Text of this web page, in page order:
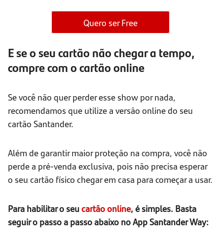
Quero ser Free
E se o seu cartão não chegar a tempo,
compre com o cartão online
Se você não quer perder esse show por nada,
recomendamos que utilize a versão online do seu
cartão Santander.
Além de garantir maior proteção na compra, você não
perde a pré-venda exclusiva, pois não precisa esperar
o seu cartão físico chegar em casa para começar a usar.
Para habilitar o seucartão online, é simples. Basta
seguir o passo a passo abaixo no App Santander Way: